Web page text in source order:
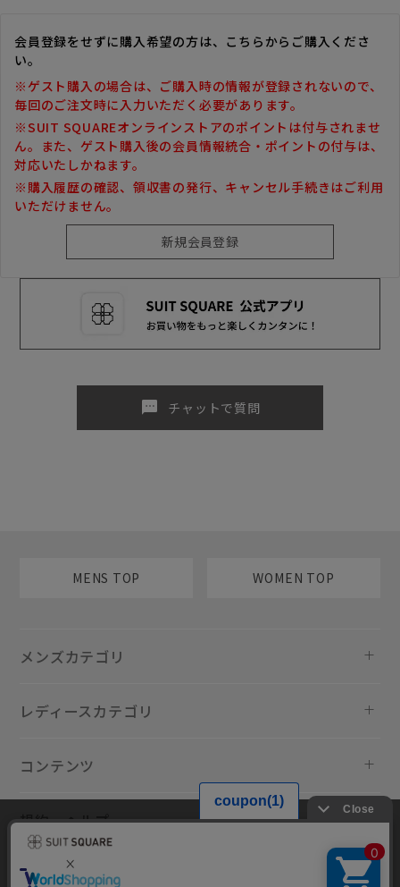
会員登録をせずに購入希望の方は、こちらからご購入くださ
い。
※ゲスト購入の場合は、ご購入時の情報が登録されないので、
毎回のご注文時に入力いただく必要があります。
※SUIT SQUAREオンラインストアのポイントは付与されませ
ん。また、ゲスト購入後の会員情報統合・ポイントの付与は、
対応いたしかねます。
※購入履歴の確認、領収書の発行、キャンセル手続きはご利用
いただけません。
sms チャットで質問
MENS TOP WOMEN TOP
メンズカテゴリ
レディースカテゴリ
コンテンツ
規約・ヘルプ
当サイトでは利用体験の向上およびコンテンツの最適な提供、トラフィ
ックの分析を目的としてCookieを使用しています。サイトの閲覧を継続